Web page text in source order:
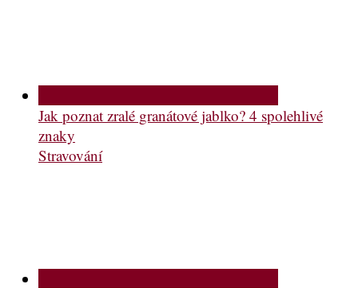
Jak poznat zralé granátové jablko? 4 spolehlivé
znaky
Stravování